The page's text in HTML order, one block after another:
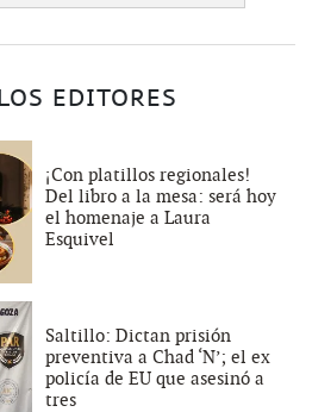
EDITORES
¡Con platillos regionales!
Del libro a la mesa: será hoy
el homenaje a Laura
Esquivel
Saltillo: Dictan prisión
preventiva a Chad ‘N’; el ex
policía de EU que asesinó a
tres